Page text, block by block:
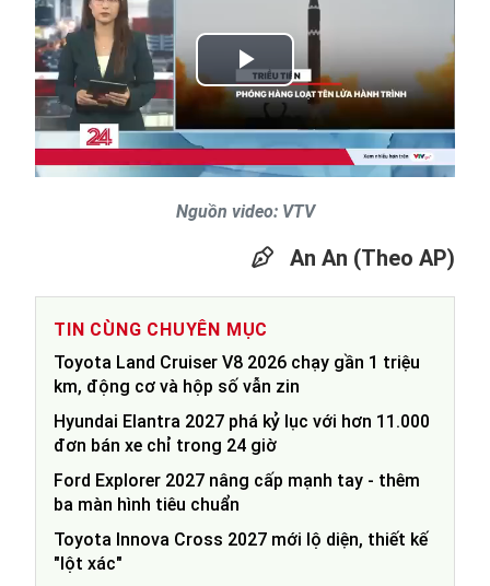
Play
Video
Nguồn video: VTV
An An (Theo AP)
TIN CÙNG CHUYÊN MỤC
Toyota Land Cruiser V8 2026 chạy gần 1 triệu
km, động cơ và hộp số vẫn zin
Hyundai Elantra 2027 phá kỷ lục với hơn 11.000
đơn bán xe chỉ trong 24 giờ
Ford Explorer 2027 nâng cấp mạnh tay - thêm
ba màn hình tiêu chuẩn
Toyota Innova Cross 2027 mới lộ diện, thiết kế
"lột xác"